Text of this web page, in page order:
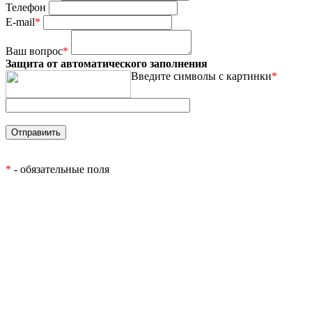
Телефон
E-mail*
Ваш вопрос*
Защита от автоматического заполнения
Введите символы с картинки*
* - обязательные поля